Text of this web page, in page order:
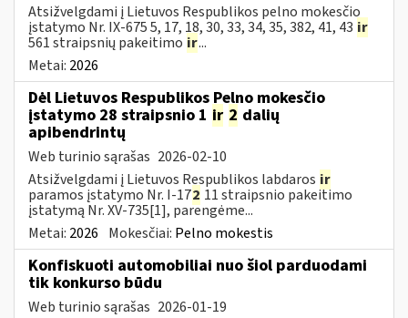
Atsižvelgdami į Lietuvos Respublikos pelno mokesčio
įstatymo Nr. IX-675 5, 17, 18, 30, 33, 34, 35, 382, 41, 43 ir
561 straipsnių pakeitimo ir...
Metai: 2026
Dėl Lietuvos Respublikos Pelno mokesčio
įstatymo 28 straipsnio 1 ir 2 dalių
apibendrintų
Web turinio sąrašas 2026-02-10
Atsižvelgdami į Lietuvos Respublikos labdaros ir
paramos įstatymo Nr. I-172 11 straipsnio pakeitimo
įstatymą Nr. XV-735[1], parengėme...
Metai: 2026 Mokesčiai: Pelno mokestis
Konfiskuoti automobiliai nuo šiol parduodami
tik konkurso būdu
Web turinio sąrašas 2026-01-19